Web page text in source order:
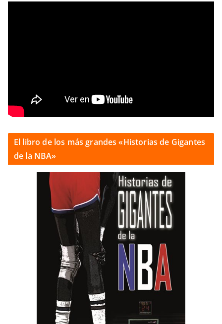
El libro de los más grandes «Historias de Gigantes
de la NBA»